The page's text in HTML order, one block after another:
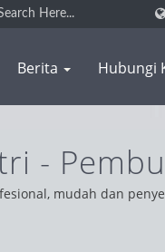
Berita Hubungi
-
mudah dan
untuk menyediakan